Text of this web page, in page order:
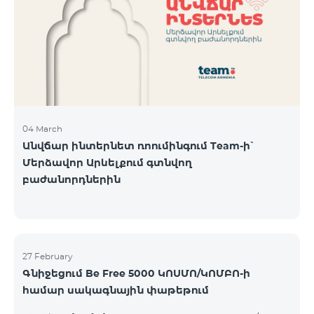
Կիրակի-08․03 Երևան Կենտրոն Իսակովի
պողոտա 3/7 09:00-18:00 09:00-18:00 10:00-19:00
Երևան Կենտրոն Խորենացու փողոց 26/26 09:00-
04 March
Անվճար ինտերնետ ռոումինգում Team-ի՝
Մերձավոր Արևելքում գտնվող
բաժանորդներին
27 February
Գնիջեցում Be Free 5000 ԿՈՍՄՈ/ԿՈՄԲՈ-ի
համար սակագնային փաթեթում